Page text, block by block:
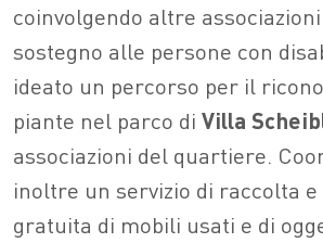
coinvolgendo altre
sostegno alle persone con
ideato un percorso per il
piante nel parco di Villa
associazioni del quartiere.
inoltre un servizio di raccolta
gratuita di mobili usati e di